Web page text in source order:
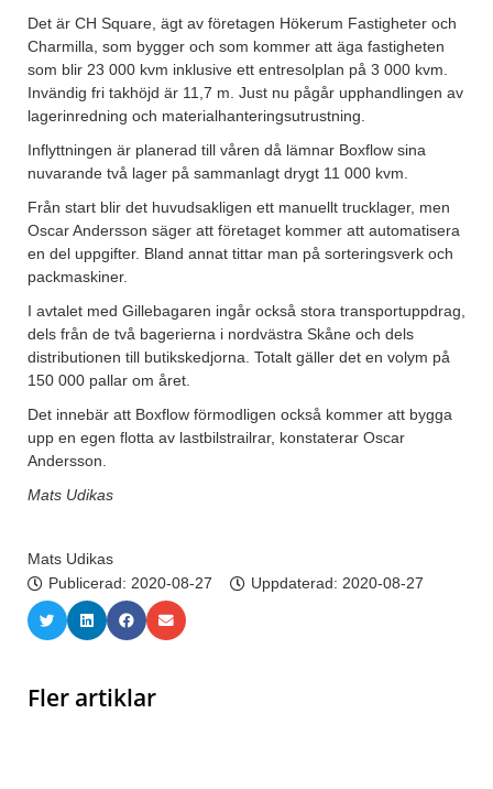
Det är CH Square, ägt av företagen Hökerum Fastigheter och
Charmilla, som bygger och som kommer att äga fastigheten
som blir 23 000 kvm inklusive ett entresolplan på 3 000 kvm.
Invändig fri takhöjd är 11,7 m. Just nu pågår upphandlingen av
lagerinredning och materialhanteringsutrustning.
Inflyttningen är planerad till våren då lämnar Boxflow sina
nuvarande två lager på sammanlagt drygt 11 000 kvm.
Från start blir det huvudsakligen ett manuellt trucklager, men
Oscar Andersson säger att företaget kommer att automatisera
en del uppgifter. Bland annat tittar man på sorteringsverk och
packmaskiner.
I avtalet med Gillebagaren ingår också stora transportuppdrag,
dels från de två bagerierna i nordvästra Skåne och dels
distributionen till butikskedjorna. Totalt gäller det en volym på
150 000 pallar om året.
Det innebär att Boxflow förmodligen också kommer att bygga
upp en egen flotta av lastbilstrailrar, konstaterar Oscar
Andersson.
Mats Udikas
Mats Udikas
Publicerad: 2020-08-27 Uppdaterad: 2020-08-27
Fler artiklar